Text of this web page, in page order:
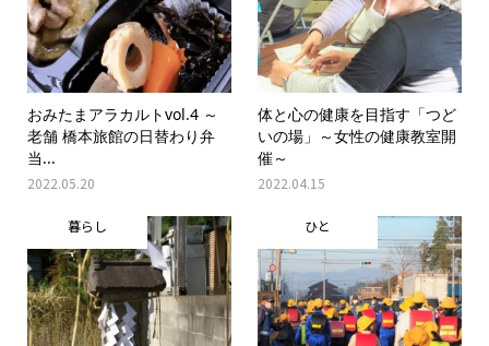
おみたまアラカルトvol.4 ～
老舗 橋本旅館の日替わり弁
当...
2022.05.20
体と心の健康を目指す「つど
いの場」～女性の健康教室開
催～
2022.04.15
暮らし ひと